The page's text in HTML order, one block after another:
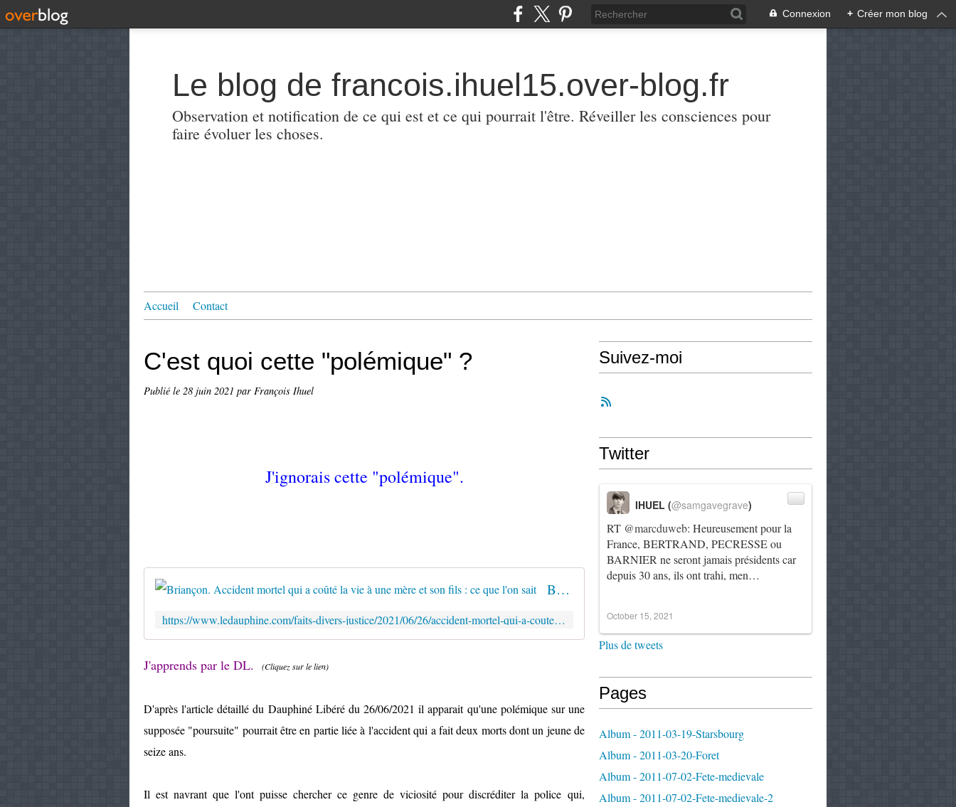
Connexion + Créer mon blog
Le blog de francois.ihuel15.over-blog.fr
Observation et notification de ce qui est et ce qui pourrait l'être. Réveiller les consciences pour
faire évoluer les choses.
Accueil Contact
C'est quoi cette "polémique" ?
Publié le 28 juin 2021 par François Ihuel
J'ignorais cette "polémique".
Briançon. Accident mortel qui a coûté la vie à une mère et son fils : ce que l'on sait
https://www.ledauphine.com/faits-divers-justice/2021/06/26/accident-mortel-qui-a-coute-la-vie-a-une-mere-et-son-fils-ce-que-l-on-sait
J'apprends par le DL. (Cliquez sur le lien)
D'après l'article détaillé du Dauphiné Libéré du 26/06/2021 il apparait qu'une polémique sur une
supposée "poursuite" pourrait être en partie liée à l'accident qui a fait deux morts dont un jeune de
seize ans.
Il est navrant que l'ont puisse chercher ce genre de viciosité pour discréditer la police qui,
Suivez-moi
Twitter
RT @marcduweb: Heureusement pour la
France, BERTRAND, PECRESSE ou
BARNIER ne seront jamais présidents car
depuis 30 ans, ils ont trahi, men…
IHUEL (@samgavegrave)
October 15, 2021
Plus de tweets
Pages
Album - 2011-03-19-Starsbourg
Album - 2011-03-20-Foret
Album - 2011-07-02-Fete-medievale
Album - 2011-07-02-Fete-medievale-2